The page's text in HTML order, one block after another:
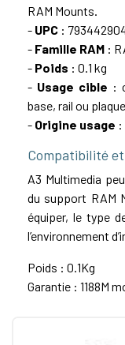
RAM Mounts.
- UPC :
- Famille RAM :
- Poids : 0.1 kg
- Usage cible :
base, rail ou
- Origine usage :
Compatibilité
A3 Multimedia
du support RAM
équiper, le type
l’environnement
Poids : 0.1Kg
Garantie : 1188M